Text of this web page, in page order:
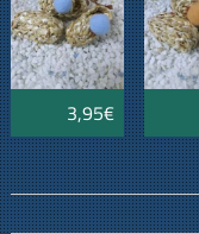
3,95€